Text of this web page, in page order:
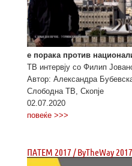
е порака против
ТВ интервју со Филип
Автор: Александра
Слободна ТВ, Скопје
02.07.2020
повеќе >>>
ПАТЕМ 2017 / ByTheWay 2017